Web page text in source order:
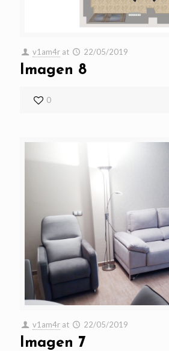
v1am4r at 22/05/2019
Imagen 8
0
v1am4r at 22/05/2019
Imagen 7